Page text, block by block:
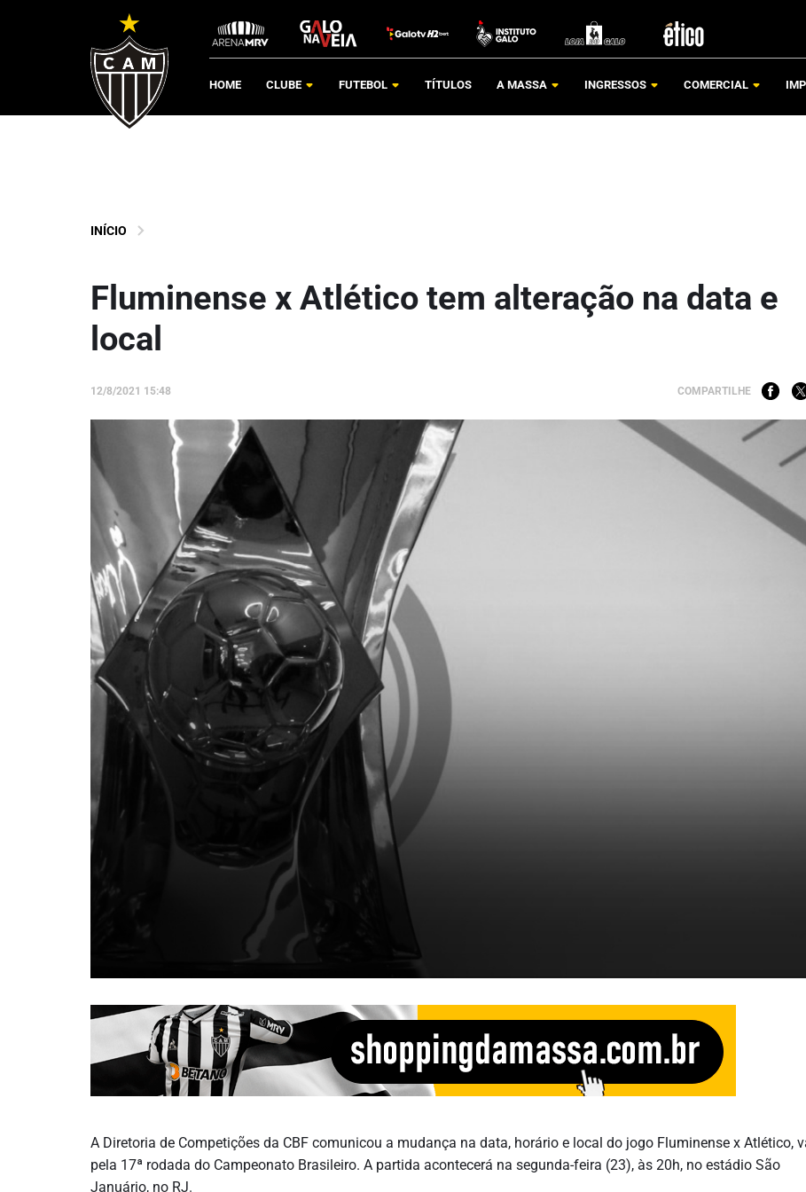
HOME CLUBE FUTEBOL TÍTULOS A MASSA INGRESSOS COMERCIAL
INÍCIO
Fluminense x Atlético tem alteração na data e
local
12/8/2021 15:48 COMPARTILHE
A Diretoria de Competições da CBF comunicou a mudança na data, horário e local do jogo Fluminense x Atlético,
pela 17ª rodada do Campeonato Brasileiro. A partida acontecerá na segunda-feira (23), às 20h, no estádio São
Januário, no RJ.